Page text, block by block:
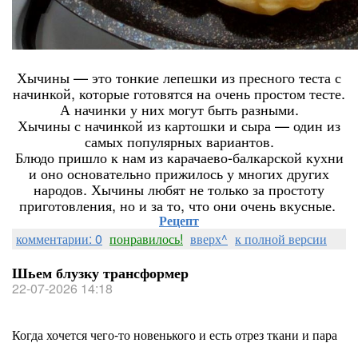
Хычины — это тонкие лепешки из пресного теста с
начинкой, которые готовятся на очень простом тесте.
А начинки у них могут быть разными.
Хычины с начинкой из картошки и сыра — один из
самых популярных вариантов.
Блюдо пришло к нам из карачаево-балкарской кухни
и оно основательно прижилось у многих других
народов. Хычины любят не только за простоту
приготовления, но и за то, что они очень вкусные.
Рецепт
комментарии: 0 понравилось! вверх^ к полной версии
Шьем блузку трансформер
22-07-2026 14:18
Когда хочется чего-то новенького и есть отрез ткани и пара